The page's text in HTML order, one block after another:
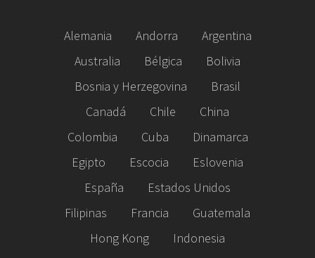
Alemania Andorra
Argentina
Australia
Bélgica
Bolivia
Bosnia y Herzegovina
Brasil
Canadá
Chile
China
Colombia
Cuba
Dinamarca
Egipto
Escocia
Eslovenia
España
Estados Unidos
Filipinas
Francia
Guatemala
Hong Kong
Indonesia